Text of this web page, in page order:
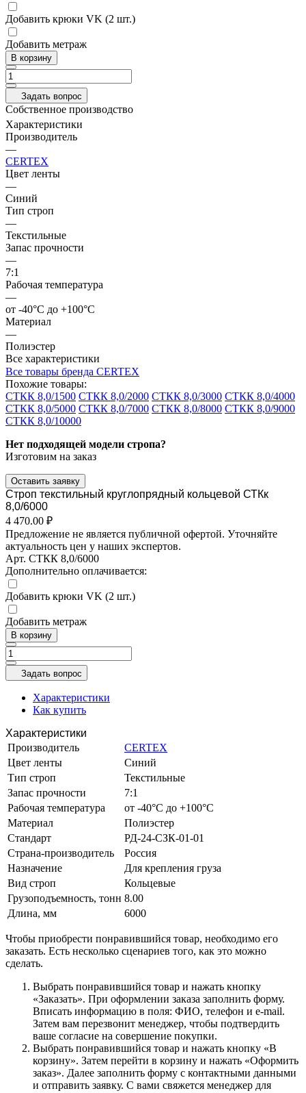
Добавить крюки VK (2 шт.)
Добавить метраж
В корзину
Задать вопрос
Собственное производство
Характеристики
Производитель
—
CERTEX
Цвет ленты
—
Синий
Тип строп
—
Текстильные
Запас прочности
—
7:1
Рабочая температура
—
от -40°C до +100°C
Материал
—
Полиэстер
Все характеристики
Все товары бренда CERTEX
Похожие товары:
СТКК 8,0/1500 СТКК 8,0/2000 СТКК 8,0/3000 СТКК 8,0/4000
СТКК 8,0/5000 СТКК 8,0/7000 СТКК 8,0/8000 СТКК 8,0/9000
СТКК 8,0/10000
Нет подходящей модели стропа?
Изготовим на заказ
Оставить заявку
Строп текстильный круглопрядный кольцевой СТКк
8,0/6000
4 470.00 ₽
Предложение не является публичной офертой. Уточняйте
актуальность цен у наших экспертов.
Арт. СТКК 8,0/6000
Дополнительно оплачивается:
Добавить крюки VK (2 шт.)
Добавить метраж
В корзину
Задать вопрос
Характеристики
Как купить
Характеристики
Производитель
CERTEX
Цвет ленты
Синий
Тип строп
Текстильные
Запас прочности
7:1
Рабочая температура
от -40°C до +100°C
Материал
Полиэстер
Стандарт
РД-24-СЗК-01-01
Страна-производитель
Россия
Назначение
Для крепления груза
Вид строп
Кольцевые
Грузоподъемность, тонн 8.00
Длина, мм
6000
Чтобы приобрести понравившийся товар, необходимо его
заказать. Есть несколько сценариев того, как это можно
сделать.
Выбрать понравившийся товар и нажать кнопку
«Заказать». При оформлении заказа заполнить форму.
Вписать информацию в поля: ФИО, телефон и e-mail.
Затем вам перезвонит менеджер, чтобы подтвердить
ваше согласие на совершение покупки.
Выбрать понравившийся товар и нажать кнопку «В
корзину». Затем перейти в корзину и нажать «Оформить
заказ». Далее заполнить форму с контактными данными
и отправить заявку. С вами свяжется менеджер для